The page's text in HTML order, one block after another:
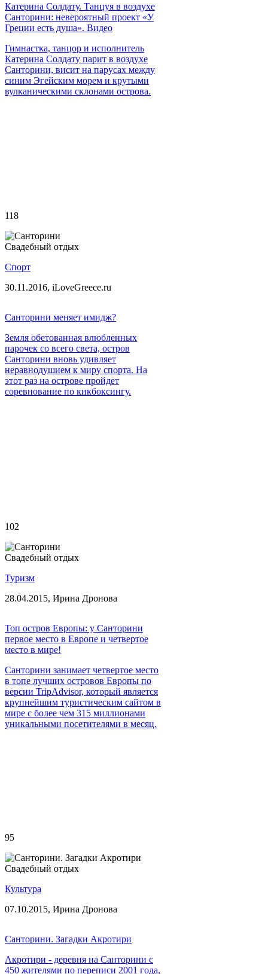
Катерина Солдату. Танцуя в воздухе
Санторини: невероятный проект «У
Греции есть душа». Видео
Гимнастка, танцор и исполнитель
Катерина Солдату парит в воздухе
Санторини, висит на парусах между
синим Эгейским морем и крутыми
вулканическими склонами острова.
118
Свадебный отдых
Спорт
30.11.2016, iLoveGreece.ru
Санторини меняет имидж?
Земля обетованная влюбленных
парочек со всего света, остров
Санторини вновь удивляет
неравнодушием к миру спорта. На
этот раз на острове пройдет
соревнование по кикбоксингу.
102
Свадебный отдых
Туризм
28.04.2015, Ирина Дронова
Топ остров Европы: у Санторини
первое место в Европе и четвертое
место в мире!
Санторини занимает четвертое место
в топе лучших островов Европы по
версии TripAdvisor, который является
крупнейшим туристическим сайтом в
мире с более чем 315 миллионами
уникальными посетителями в месяц.
95
Свадебный отдых
Культура
07.10.2015, Ирина Дронова
Санторини. Загадки Акротири
Акротири - деревня на Санторини с
450 жителями по переписи 2001 года,